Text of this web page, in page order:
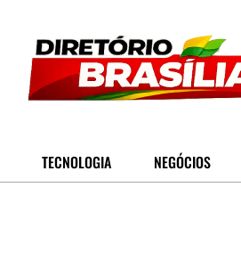
TECNOLOGIA NEGÓCIOS